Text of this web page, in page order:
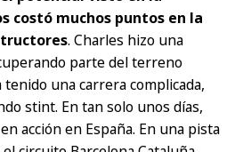
costó muchos puntos en la
. Charles hizo una
parte del terreno
tenido una carrera complicada,
stint. En tan solo unos días,
acción en España. En una pista